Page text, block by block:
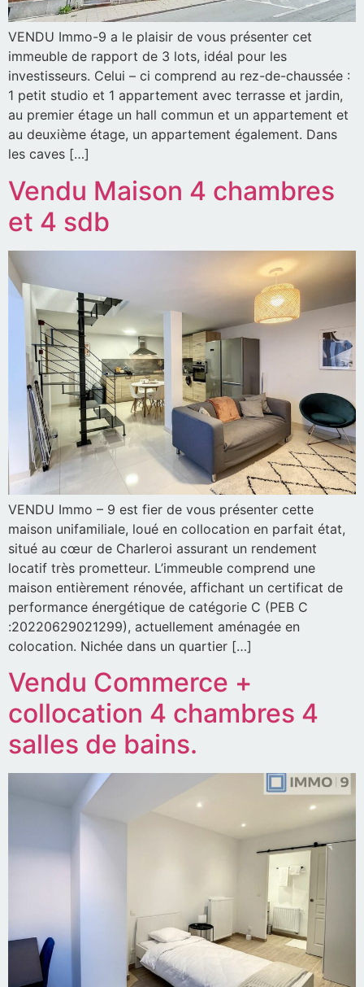
VENDU Immo-9 a le plaisir de vous présenter cet
immeuble de rapport de 3 lots, idéal pour les
investisseurs. Celui – ci comprend au rez-de-chaussée :
1 petit studio et 1 appartement avec terrasse et jardin,
au premier étage un hall commun et un appartement et
au deuxième étage, un appartement également. Dans
les caves […]
Vendu Maison 4 chambres
et 4 sdb
VENDU Immo – 9 est fier de vous présenter cette
maison unifamiliale, loué en collocation en parfait état,
situé au cœur de Charleroi assurant un rendement
locatif très prometteur. L’immeuble comprend une
maison entièrement rénovée, affichant un certificat de
performance énergétique de catégorie C (PEB C
:20220629021299), actuellement aménagée en
colocation. Nichée dans un quartier […]
Vendu Commerce +
collocation 4 chambres 4
salles de bains.